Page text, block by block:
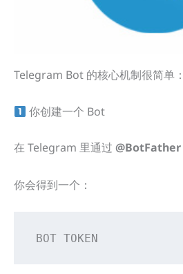
Telegram Bot 的核心机制很简单：
你创建一个 Bot
在 Telegram 里通过 @BotFather
你会得到一个：
BOT TOKEN